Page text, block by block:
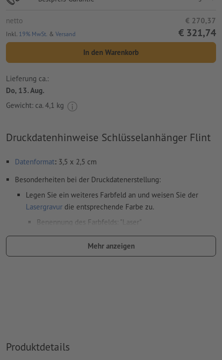
netto € 270,37
Inkl. 19% MwSt. & Versand € 321,74
In den Warenkorb
Lieferung ca.:
Do, 13. Aug.
Gewicht: ca. 4,1 kg
Druckdatenhinweise Schlüsselanhänger Flint
Datenformat: 3,5 x 2,5 cm
Besonderheiten bei der Druckdatenerstellung:
Legen Sie ein weiteres Farbfeld an und weisen Sie der
Lasergravur die entsprechende Farbe zu.
Benennung des Farbfelds: "Laser"
Farbwert: frei wählbar
in unserem Hilfecenter.
Mehr anzeigen
Produktdetails